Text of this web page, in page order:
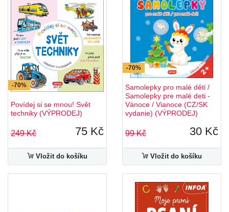
-70%
Povídej si se mnou! Svět
techniky (VÝPRODEJ)
249 Kč 75 Kč
Vložit do košíku
-70%
Samolepky pro malé děti /
Samolepky pre malé deti -
Vánoce / Vianoce (CZ/SK
vydanie) (VÝPRODEJ)
99 Kč 30 Kč
Vložit do košíku